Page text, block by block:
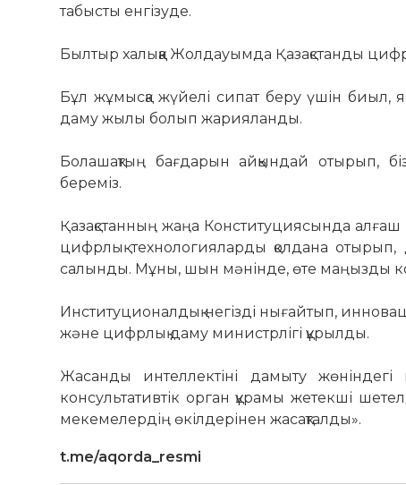
табысты енгізуде.
Былтыр халыққа Жолдауымда Қазақстанды
Бұл жұмысқа жүйелі сипат беру үшін
даму жылы болып жарияланды.
Болашақтың бағдарын айқындай отырып,
береміз.
Қазақстанның жаңа Конституциясында алғаш
цифрлық технологияларды қолдана
салынды. Мұны, шын мәнінде, өте маңызды
Институционалдық негізді нығайтып,
және цифрлық даму министрлігі құрылды.
Жасанды интеллектіні дамыту
консультативтік орган құрамы жетекші
мекемелердің өкілдерінен жасақталды».
t.me/aqorda_resmi